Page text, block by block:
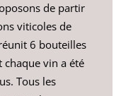
de partir
viticoles de
6 bouteilles
chaque vin a été
Tous les